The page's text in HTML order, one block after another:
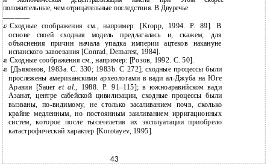
положительные, чем отрицательные последствия. В Двуречье
———————
47 Сходные соображения см., например: [Kropp, 1994. P. 89]. В
основе своей сходная модель предлагалась и, скажем, для
объяснения причин начала упадка империи ацтеков накануне
испанского завоевания [Conrad, Demarest, 1984].
48 Сходные соображения см., например: [Розов, 1992. С. 50].
49
[Дьяконов, 1983a. С. 330; 1983b. С 272]; сходные процессы были
прослежены американскими археологами в вадиал-Джуба на Юге
Аравии [Saueret al. , 1988. P. 91–115]; в южноаравийском вади
Азанат, центре сабейской цивилизации, сходные процессы были
вызваны, по-видимому, не столько засаливанием почв, сколько
крайне медленным, но постоянным заиливанием ирригационных
систем, которое после тысячелетия их эксплуатации приобрело
катастрофический характер [Korotayev, 1995].
43